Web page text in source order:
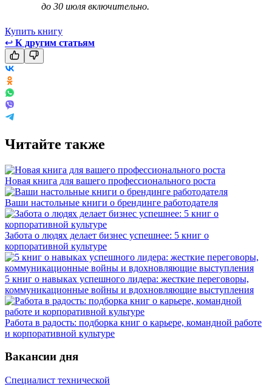
до 30 июля включительно.
Купить книгу
↩ К другим статьям
Читайте также
Новая книга для вашего профессионального роста
Ваши настольные книги о брендинге работодателя
Забота о людях делает бизнес успешнее: 5 книг о
корпоративной культуре
5 книг о навыках успешного лидера: жесткие переговоры,
коммуникационные войны и вдохновляющие выступления
Работа в радость: подборка книг о карьере, командной работе
и корпоративной культуре
Вакансии дня
Специалист технической